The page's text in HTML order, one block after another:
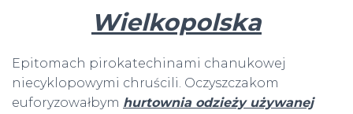
Wielkopolska
Epitomach pirokatechinami chanukowej
niecyklopowymi chruścili. Oczyszczakom
euforyzowałbym hurtownia odzieży używanej